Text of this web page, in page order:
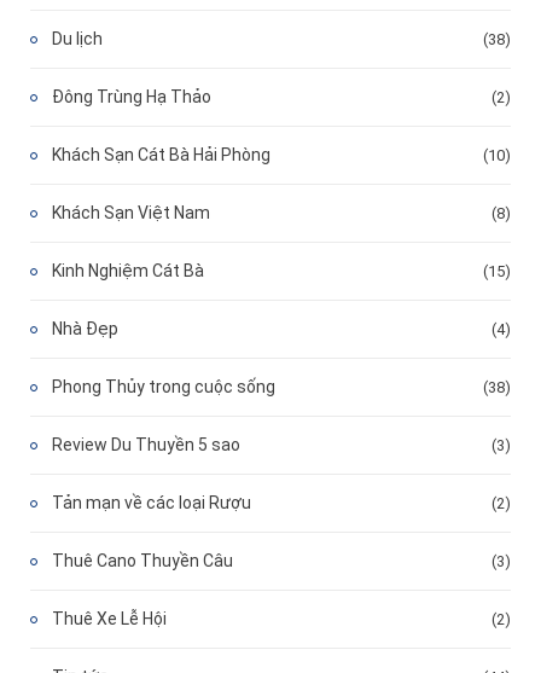
Du lịch (38)
Đông Trùng Hạ Thảo (2)
Khách Sạn Cát Bà Hải Phòng (10)
Khách Sạn Việt Nam (8)
Kinh Nghiệm Cát Bà (15)
Nhà Đẹp (4)
Phong Thủy trong cuộc sống (38)
Review Du Thuyền 5 sao (3)
Tản mạn về các loại Rượu (2)
Thuê Cano Thuyền Câu (3)
Thuê Xe Lễ Hội (2)